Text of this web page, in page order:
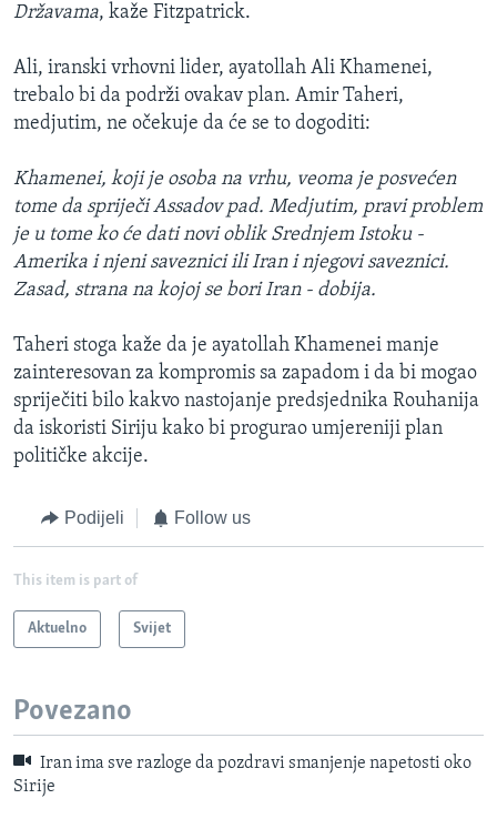
Državama, kaže Fitzpatrick.
Ali, iranski vrhovni lider, ayatollah Ali Khamenei,
trebalo bi da podrži ovakav plan. Amir Taheri,
medjutim, ne očekuje da će se to dogoditi:
Khamenei, koji je osoba na vrhu, veoma je posvećen
tome da spriječi Assadov pad. Medjutim, pravi problem
je u tome ko će dati novi oblik Srednjem Istoku -
Amerika i njeni saveznici ili Iran i njegovi saveznici.
Zasad, strana na kojoj se bori Iran - dobija.
Taheri stoga kaže da je ayatollah Khamenei manje
zainteresovan za kompromis sa zapadom i da bi mogao
spriječiti bilo kakvo nastojanje predsjednika Rouhanija
da iskoristi Siriju kako bi progurao umjereniji plan
političke akcije.
Podijeli Follow us
This item is part of
Aktuelno Svijet
Povezano
Iran ima sve razloge da pozdravi smanjenje napetosti oko
Sirije